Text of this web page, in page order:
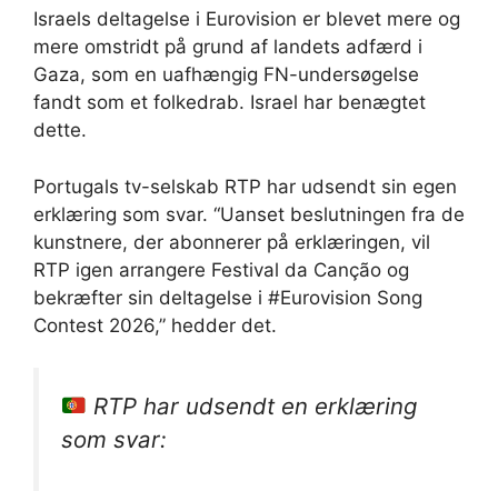
Israels deltagelse i Eurovision er blevet mere og
mere omstridt på grund af landets adfærd i
Gaza, som en uafhængig FN-undersøgelse
fandt som et folkedrab. Israel har benægtet
dette.
Portugals tv-selskab RTP har udsendt sin egen
erklæring som svar. “Uanset beslutningen fra de
kunstnere, der abonnerer på erklæringen, vil
RTP igen arrangere Festival da Canção og
bekræfter sin deltagelse i #Eurovision Song
Contest 2026,” hedder det.
RTP har udsendt en erklæring
som svar: